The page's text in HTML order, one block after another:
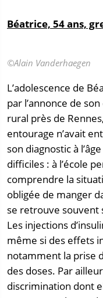
Béatrice, 54 ans,
©Alain Vanderhaegen
L’adolescence de
par l’annonce de
rural près de
entourage n’avait
son diagnostic à
difficiles : à l’école
comprendre la
obligée de manger
se retrouve souvent
Les injections
même si des effets
notamment la prise
des doses. Par
discrimination dont